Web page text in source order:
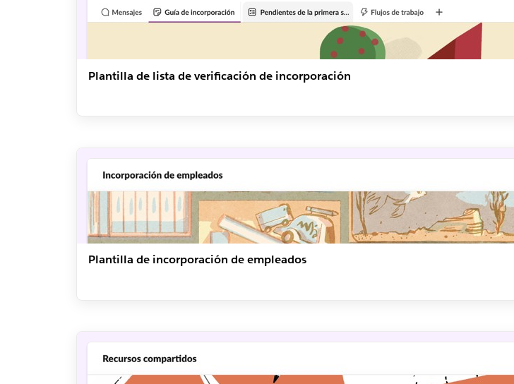
Plantilla de lista de verificación de incorporación
Plantilla de incorporación de empleados